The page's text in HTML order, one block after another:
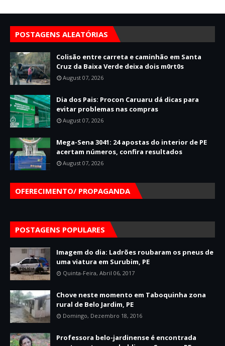
POSTAGENS ALEATÓRIAS
Colisão entre carreta e caminhão em Santa
Cruz da Baixa Verde deixa dois m0rt0s
August 07, 2026
Dia dos Pais: Procon Caruaru dá dicas para
evitar problemas nas compras
August 07, 2026
Mega-Sena 3041: 24 apostas do interior de PE
acertam números, confira resultados
August 07, 2026
OFERECIMENTO/ PROPAGANDA
POSTAGENS POPULARES
Imagem do dia: Ladrões roubaram os pneus de
uma viatura em Surubim, PE
Quinta-Feira, Abril 06, 2017
Chove neste momento em Taboquinha zona
rural de Belo Jardim, PE
Domingo, Dezembro 18, 2016
Professora belo-jardinense é encontrada